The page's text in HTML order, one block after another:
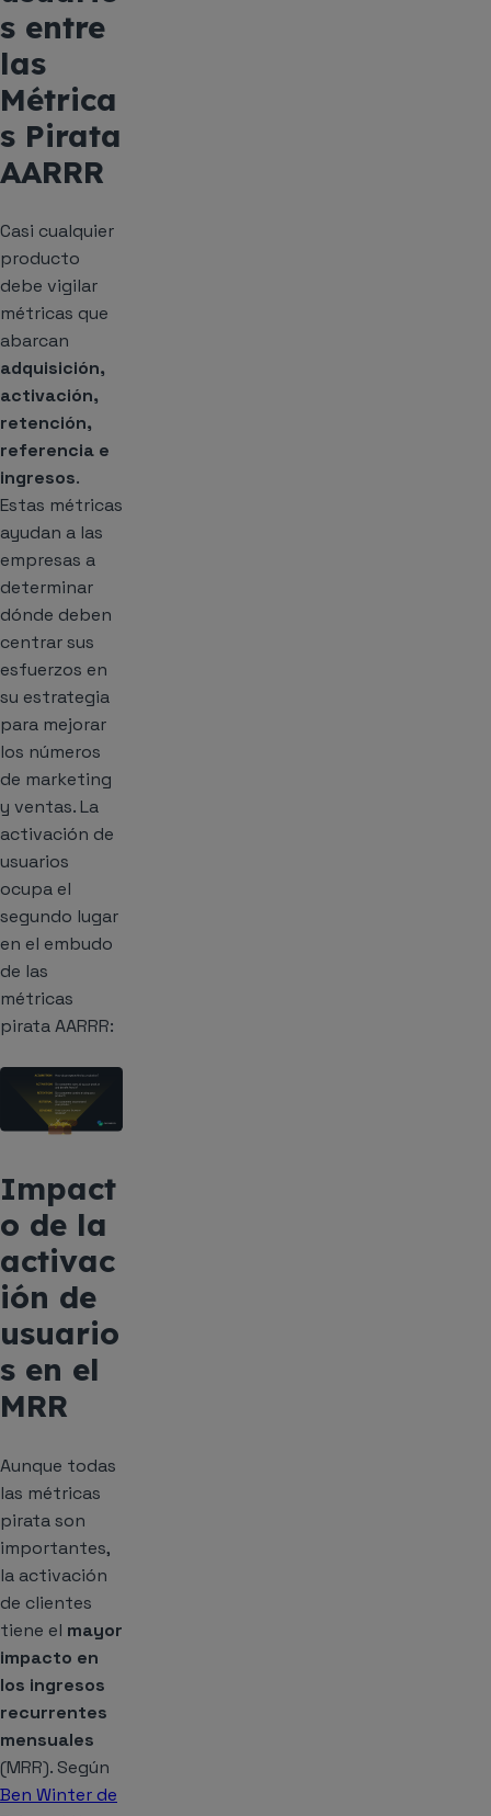
s entre
las
Métrica
s Pirata
AARRR
Casi cualquier
producto
debe vigilar
métricas que
abarcan
adquisición,
activación,
retención,
referencia e
ingresos.
Estas métricas
ayudan a las
empresas a
determinar
dónde deben
centrar sus
esfuerzos en
su estrategia
para mejorar
los números
de marketing
y ventas. La
activación de
usuarios
ocupa el
segundo lugar
en el embudo
de las
métricas
pirata AARRR:
Impact
o de la
activac
ión de
usuario
s en el
MRR
Aunque todas
las métricas
pirata son
importantes,
la activación
de clientes
tiene el mayor
impacto en
los ingresos
recurrentes
mensuales
(MRR). Según
Ben Winter de